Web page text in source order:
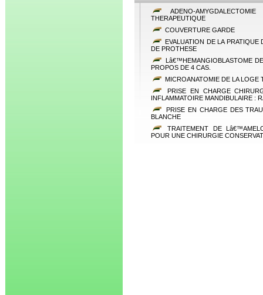
ADENO-
THERAPEUTIQUE
COUVERTURE GARDE
EVALUATION DE LA PRATIQUE
DE PROTHESE
Lâ€™HEMANGIOBLASTOME
PROPOS DE 4 CAS.
MICROANATOMIE DE LA LOGE
PRISE EN CHARGE
INFLAMMATOIRE MANDIBULAIRE :
PRISE EN CHARGE DES
BLANCHE
TRAITEMENT DE
POUR UNE CHIRURGIE